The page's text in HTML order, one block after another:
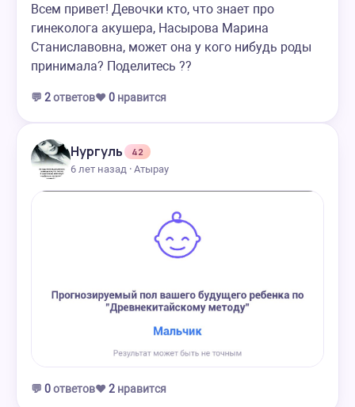
Всем привет! Девочки кто, что знает про
гинеколога акушера, Насырова Марина
Станиславовна, может она у кого нибудь роды
принимала? Поделитесь ??
💬 2ответов❤️ 0 нравится
Нургуль
42
6 лет назад · Атырау
💬 0ответов❤️ 2 нравится